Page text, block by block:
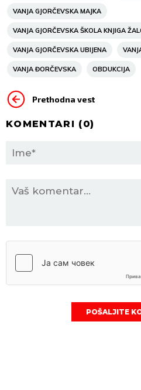
VANJA GJORČEVSKA MAJKA
VANJA GJORČEVSKA ŠKOLA KNJIGA
VANJA GJORČEVSKA UBIJENA
VANJA ĐORČEVSKA OBDUKCIJA
Prethodna vest
KOMENTARI (0)
POŠALJITE